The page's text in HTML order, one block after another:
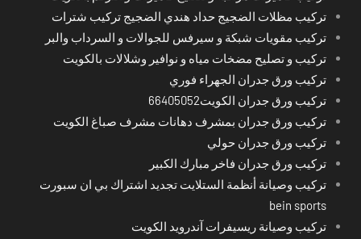
تركيب مظلات الضجيج حداد هندي الضجيج تركيب شترات
تركيب مقويات شبكة و سيرفس للجوالات و السرداب والبر
تركيب و تصليح مضخات مياه و نوافير وشلالات بالكويت
تركيب ورق جدران الجهراء فوري
تركيب ورق جدران الكويت66405052
تركيب ورق جدران بمشرف دهانات مشرف صباغ الكويت
تركيب ورق جدران حولي
تركيب ورق جدران فاخر مبارك الكبير
تركيب وصيانة أنظمة الستلايت تجديد اشتراك بي ان سبورت
bein sports
تركيب وصيانة ريسيفرات آندرويد الكويت